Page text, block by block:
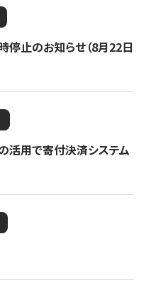
停止のお知らせ（8月22日
活用で寄付決済システム